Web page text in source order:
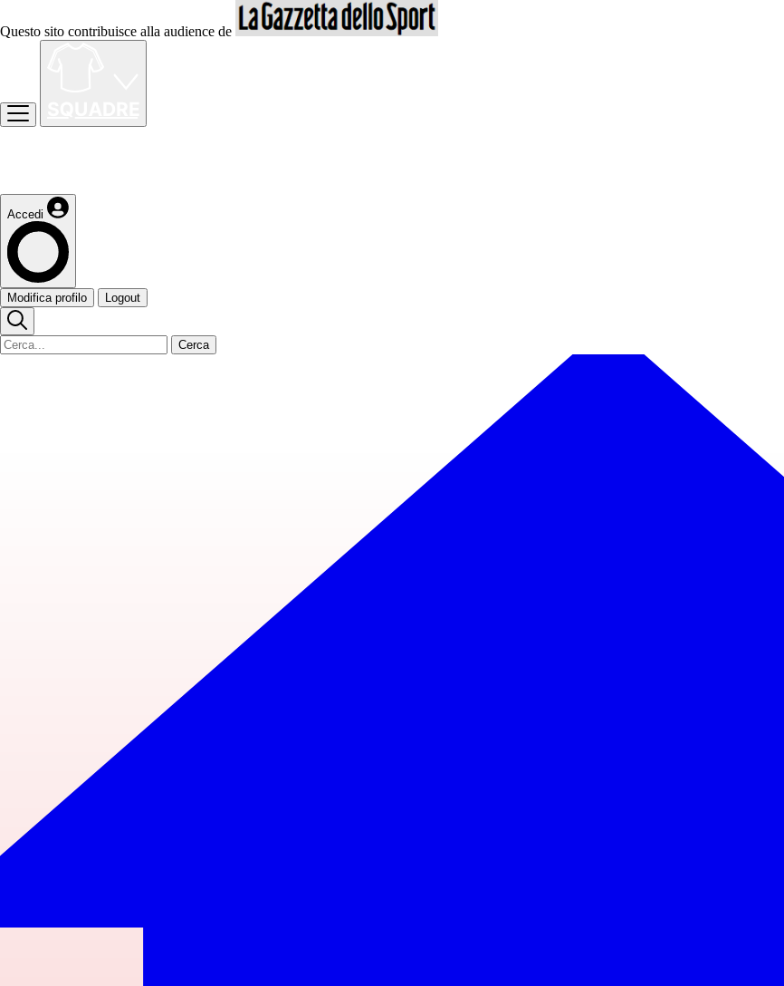
Questo sito contribuisce alla audience de
Accedi
Modifica profilo Logout
Cerca